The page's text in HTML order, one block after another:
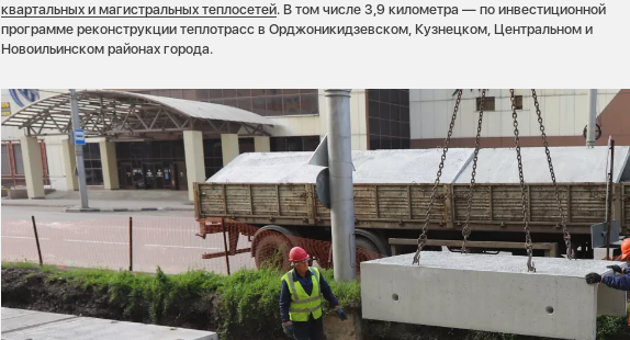
квартальных и магистральных теплосетей. В том числе 3,9 километра — по инвестиционной
программе реконструкции теплотрасс в Орджоникидзевском, Кузнецком, Центральном и
Новоильинском районах города.